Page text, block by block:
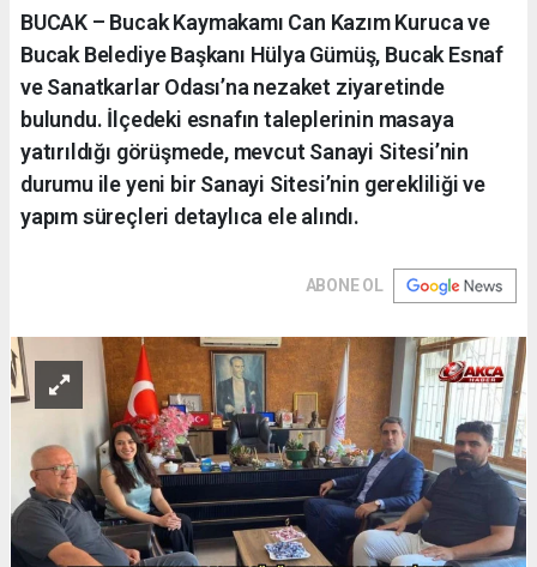
BUCAK – Bucak Kaymakamı Can Kazım Kuruca ve
Bucak Belediye Başkanı Hülya Gümüş, Bucak Esnaf
ve Sanatkarlar Odası’na nezaket ziyaretinde
bulundu. İlçedeki esnafın taleplerinin masaya
yatırıldığı görüşmede, mevcut Sanayi Sitesi’nin
durumu ile yeni bir Sanayi Sitesi’nin gerekliliği ve
yapım süreçleri detaylıca ele alındı.
ABONE OL